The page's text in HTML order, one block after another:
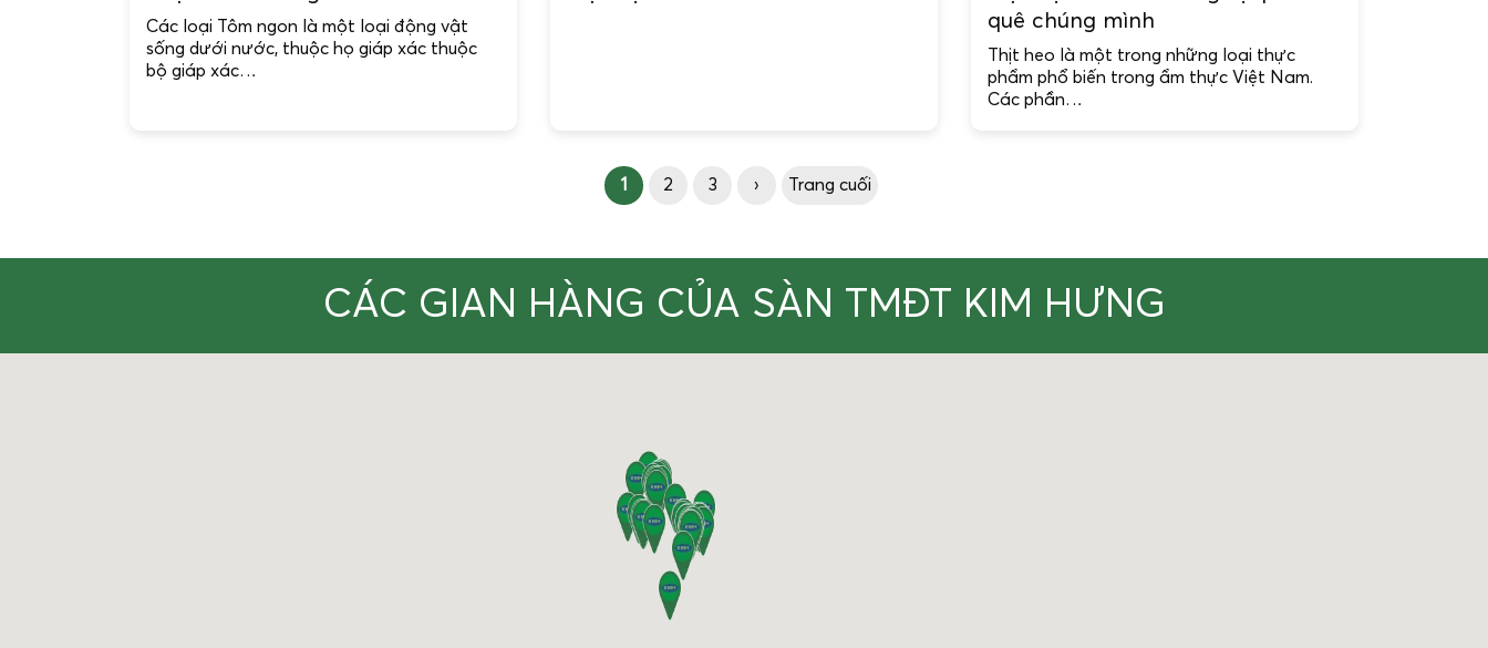
Các loại Tôm ngon là một loại động vật
sống dưới nước, thuộc họ giáp xác thuộc
bộ giáp xác…
quê chúng mình
Thịt heo là một trong những loại thực
phẩm phổ biến trong ẩm thực Việt Nam.
Các phần…
1 2 3 › Trang cuối
CÁC GIAN HÀNG CỦA SÀN TMĐT KIM HƯNG